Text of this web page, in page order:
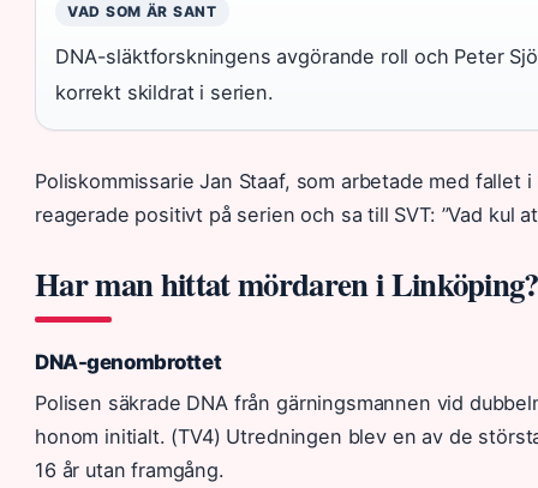
VAD SOM ÄR SANT
DNA-släktforskningens avgörande roll och Peter
korrekt skildrat i serien.
Poliskommissarie Jan Staaf, som arbetade med fallet
reagerade positivt på serien och sa till SVT: ”Vad kul
Har man hittat mördaren i Linköping?
DNA-genombrottet
Polisen säkrade DNA från gärningsmannen vid
honom initialt. (TV4) Utredningen blev en av de
16 år utan framgång.